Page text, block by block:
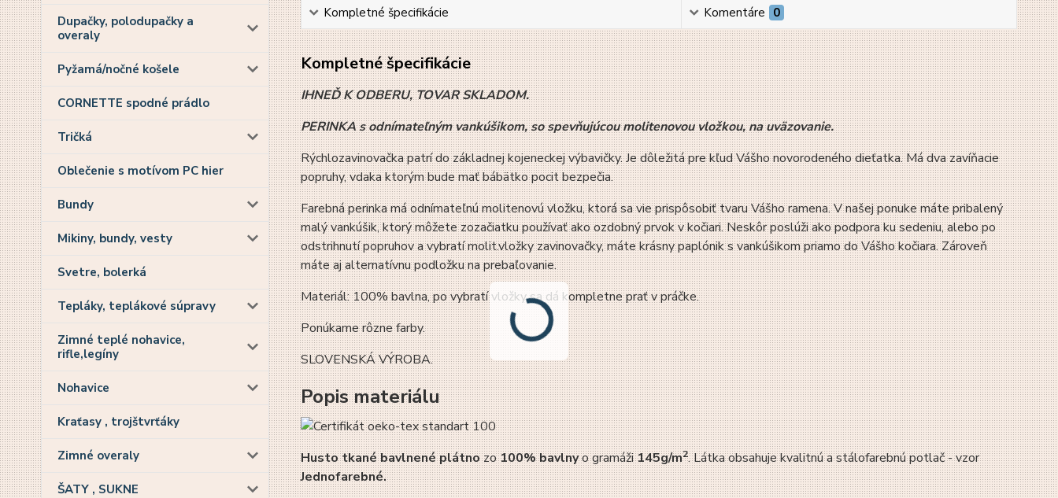
Dupačky, polodupačky a
overaly
Pyžamá/nočné košele
CORNETTE spodné prádlo
Tričká
Oblečenie s motívom PC hier
Bundy
Mikiny, bundy, vesty
Svetre, bolerká
Tepláky, teplákové súpravy
Zimné teplé nohavice,
rifle,legíny
Nohavice
Kraťasy , trojštvrťáky
Zimné overaly
ŠATY , SUKNE
Kompletné špecifikácie Komentáre 0
Kompletné špecifikácie
IHNEĎ K ODBERU, TOVAR SKLADOM.
PERINKA s odnímateľným vankúšikom, so spevňujúcou molitenovou vložkou, na uväzovanie.
Rýchlozavinovačka patrí do základnej kojeneckej výbavičky. Je dôležitá pre kľud Vášho novorodeného dieťatka. Má dva zavíňacie
popruhy, vdaka ktorým bude mať bábätko pocit bezpečia.
Farebná perinka má odnímateľnú molitenovú vložku, ktorá sa vie prispôsobiť tvaru Vášho ramena. V našej ponuke máte pribalený
malý vankúšik, ktorý môžete zozačiatku používať ako ozdobný prvok v kočiari. Neskôr poslúži ako podpora ku sedeniu, alebo po
odstrihnutí popruhov a vybratí molit.vložky zavinovačky, máte krásny paplónik s vankúšikom priamo do Vášho kočiara. Zároveň
máte aj alternatívnu podložku na prebaľovanie.
Materiál: 100% bavlna, po vybratí vložky sa dá kompletne prať v práčke.
Ponúkame rôzne farby.
SLOVENSKÁ VÝROBA.
Popis materiálu
Husto tkané bavlnené plátnozo100% bavlnyo gramáži145g/m2. Látka obsahuje kvalitnú a stálofarebnú potlač - vzor
Jednofarebné.